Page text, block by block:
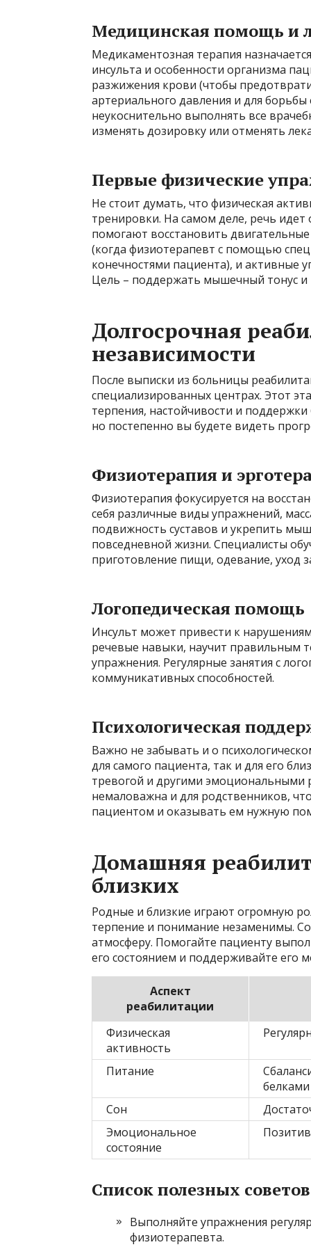
Медицинская помощь и
Медикаментозная терапия
инсульта и особенности организма
разжижения крови (чтобы
артериального давления и для
неукоснительно выполнять все
изменять дозировку или отменять
Первые физические
Не стоит думать, что физическая
тренировки. На самом деле, речь
помогают восстановить
(когда физиотерапевт с помощью
конечностями пациента), и активные
Цель – поддержать мышечный тонус
Долгосрочная
независимости
После выписки из больницы
специализированных центрах. Этот
терпения, настойчивости и
но постепенно вы будете видеть
Физиотерапия и
Физиотерапия фокусируется на
себя различные виды упражнений,
подвижность суставов и укрепить
повседневной жизни. Специалисты
приготовление пищи, одевание, уход
Логопедическая помощь
Инсульт может привести к
речевые навыки, научит правильным
упражнения. Регулярные занятия с
коммуникативных способностей.
Психологическая
Важно не забывать и о
для самого пациента, так и для его
тревогой и другими эмоциональными
немаловажна и для родственников,
пациентом и оказывать ем нужную
Домашняя
близких
Родные и близкие играют огромную
терпение и понимание незаменимы.
атмосферу. Помогайте пациенту
его состоянием и поддерживайте его
Аспект
реабилитации
Физическая
активность
Питание
белками
Сон
Эмоциональное
состояние
Список полезных
Выполняйте упражнения
физиотерапевта.